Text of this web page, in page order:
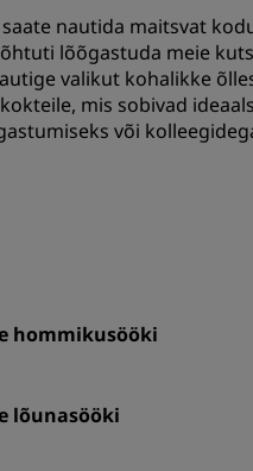
nautida maitsvat
lõõgastuda meie
valikut kohalikke
mis sobivad
või
hommikusööki
lõunasööki